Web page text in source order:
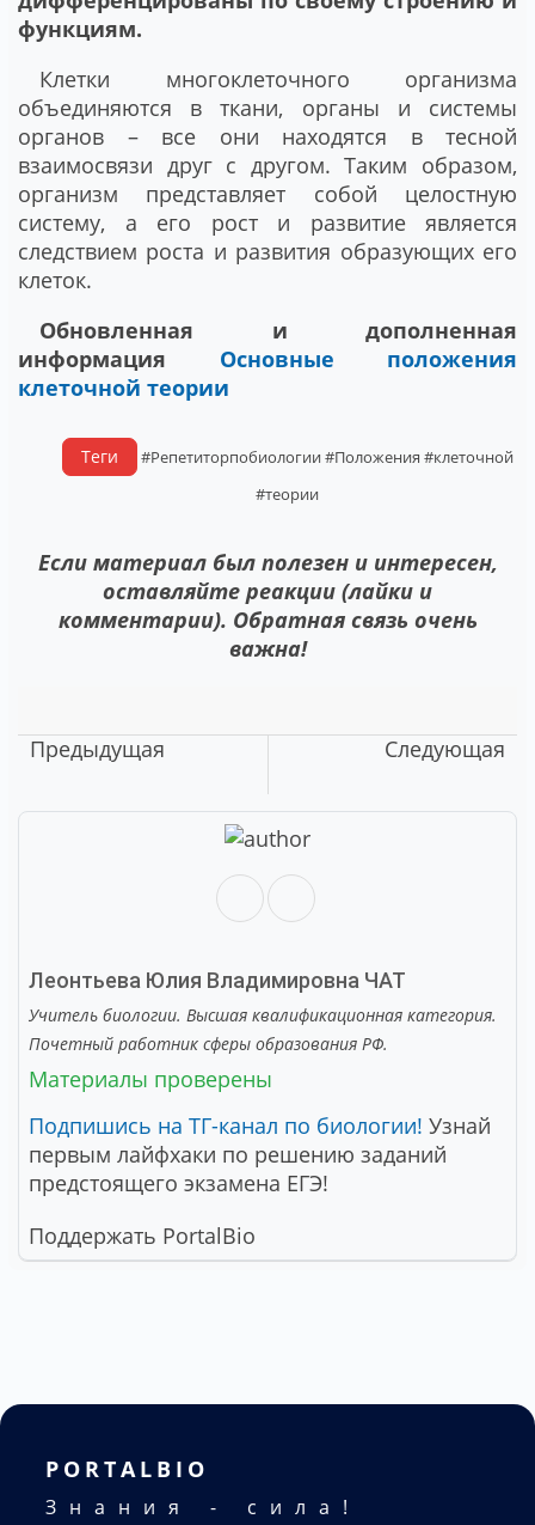
функциям.
Клетки многоклеточного организма
объединяются в ткани, органы и системы
органов – все они находятся в тесной
взаимосвязи друг с другом. Таким образом,
организм представляет собой целостную
систему, а его рост и развитие является
следствием роста и развития образующих его
клеток.
Обновленная и дополненная
информация Основные положения
клеточной теории
Теги #Репетиторпобиологии#Положения #клеточной
#теории
Если материал был полезен и интересен,
оставляйте реакции (лайки и
комментарии). Обратная связь очень
важна!
Предыдущая Следующая
Леонтьева Юлия Владимировна ЧАТ
Учитель биологии. Высшая квалификационная категория.
Почетный работник сферы образования РФ.
Материалы проверены
Подпишись на ТГ-канал по биологии! Узнай
первым лайфхаки по решению заданий
предстоящего экзамена ЕГЭ!
Поддержать PortalBio
PORTALBIO
Знания - сила!